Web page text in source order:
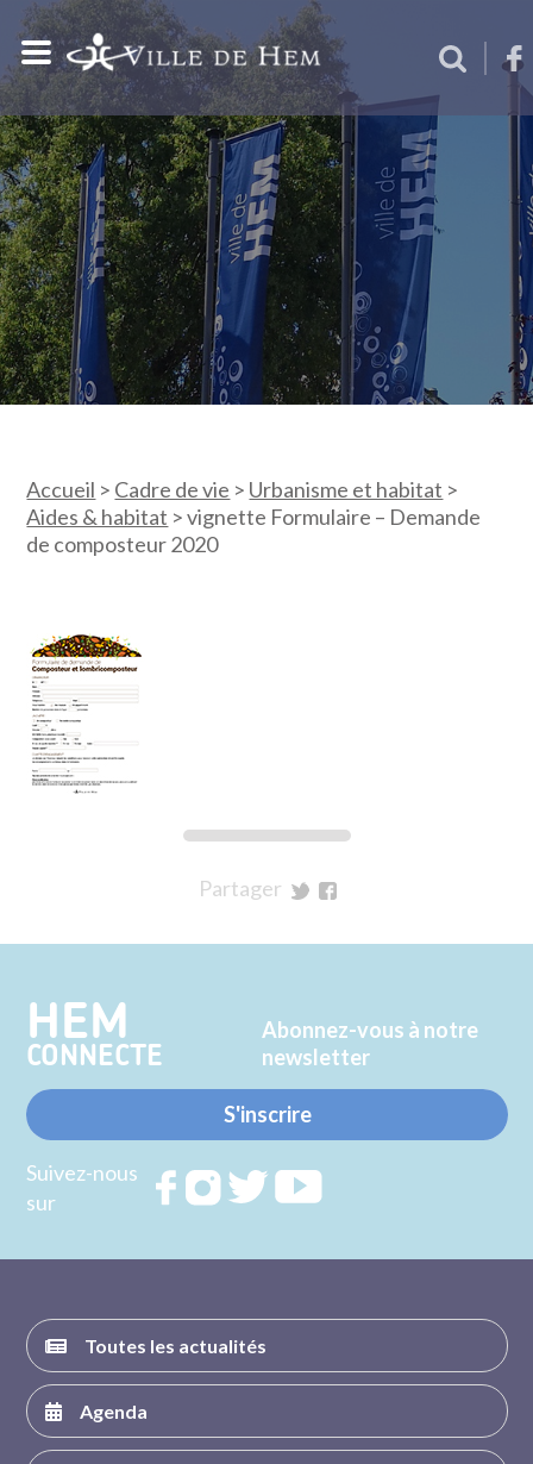
Accueil > Cadre de vie > Urbanisme et habitat >
Aides & habitat >vignette Formulaire – Demande
de composteur 2020
Partager
Twitter
Facebook
HEM
CONNECTE
Abonnez-vous à notre
newsletter
S'inscrire
Suivez-nous
sur
RejoignezRejoignezRejoignez
Toutes les actualités
Agenda